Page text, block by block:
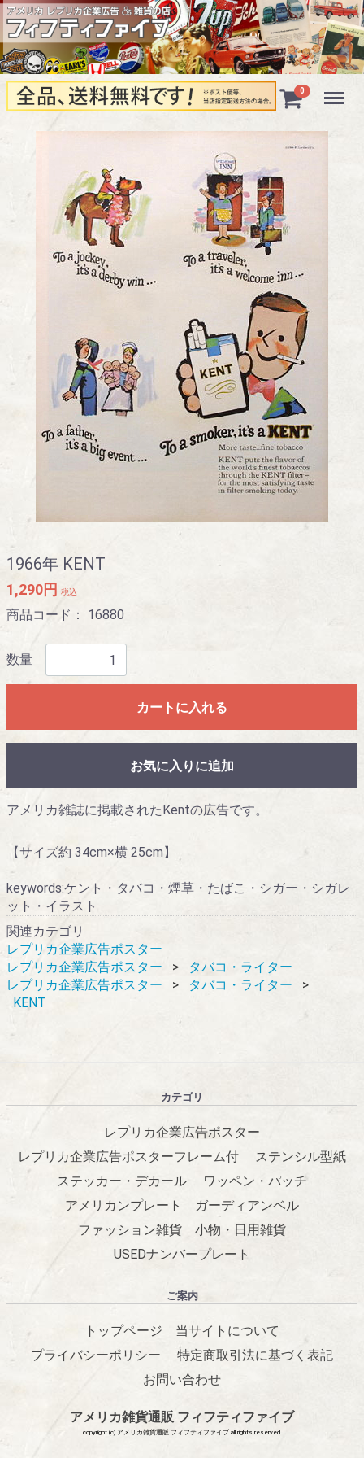
0 Menu
1966年 KENT
1,290円 税込
商品コード： 16880
数量
カートに入れる
お気に入りに追加
アメリカ雑誌に掲載されたKentの広告です。
【サイズ約 34cm×横 25cm】
keywords:ケント・タバコ・煙草・たばこ・シガー・シガレ
ット・イラスト
関連カテゴリ
レプリカ企業広告ポスター
レプリカ企業広告ポスター
タバコ・ライター
レプリカ企業広告ポスター
タバコ・ライター
KENT
カテゴリ
レプリカ企業広告ポスター
レプリカ企業広告ポスターフレーム付
ステンシル型紙
ステッカー・デカール
ワッペン・パッチ
アメリカンプレート
ガーディアンベル
ファッション雑貨
小物・日用雑貨
USEDナンバープレート
ご案内
トップページ
当サイトについて
プライバシーポリシー
特定商取引法に基づく表記
お問い合わせ
アメリカ雑貨通販 フィフティファイブ
copyright (c) アメリカ雑貨通販 フィフティファイブ all rights reserved.